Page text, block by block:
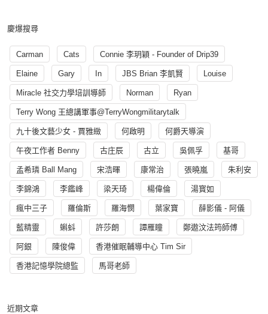
慶爆搜尋
Carman Cats Connie 李玥穎 - Founder of Drip39
Elaine Gary In JBS Brian 李凱賢 Louise
Miracle 社交力學培訓導師 Norman Ryan
Terry Wong 王總講軍事@TerryWongmilitarytalk
九十後文藝少女 - 賈雅緻 何啟明 何爵天導演
午夜工作者 Benny 古庄辰 古立 吳佩孚 基哥
孟希璘 Ball Mang 宋浩暉 康常治 張曉嵐 朱利安
李錦鴻 李鑑峰 梁天琦 楊偉倫 湯寳如
瘋中三子 羅倫斯 羅海憫 葉家寶 薛影儀 - 阿儀
藍精靈 蝌蚪 許莎朗 譚雁瞳 鄭遨汶法筠師傅
阿銀 陳俊偉 香港催眠輔導中心 Tim Sir
香港記憶學院總監 馬哥老師
近期文章